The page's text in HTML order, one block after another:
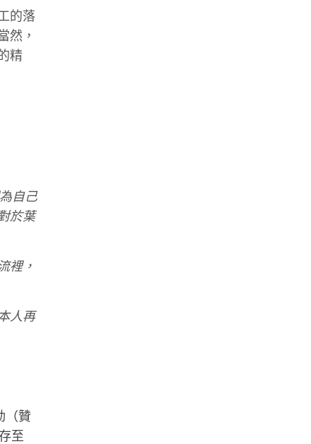
的落
然，
精
自己
於葉
裡，
人再
（贊
至